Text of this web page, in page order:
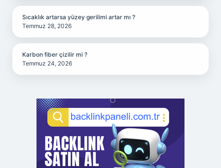
Sıcaklık artarsa yüzey gerilimi artar mı ?
Temmuz 28, 2026
Karbon fiber çizilir mi ?
Temmuz 24, 2026